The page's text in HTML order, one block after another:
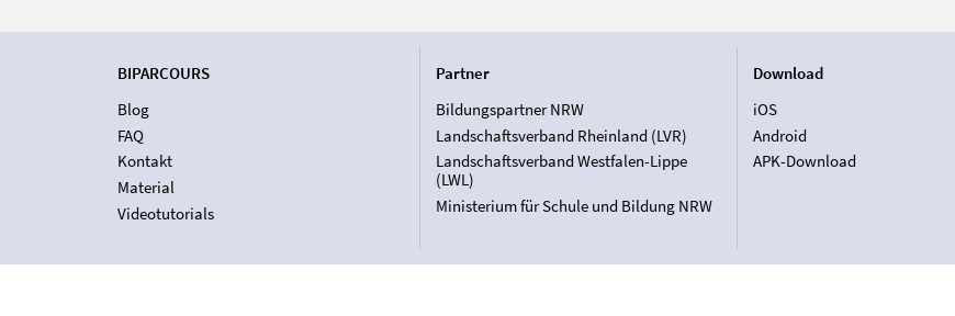
BIPARCOURS
Blog
FAQ
Kontakt
Material
Videotutorials
Partner
Bildungspartner NRW
Landschaftsverband Rheinland (LVR)
Landschaftsverband Westfalen-Lippe
(LWL)
Ministerium für Schule und Bildung NRW
Download
iOS
Android
APK-Download